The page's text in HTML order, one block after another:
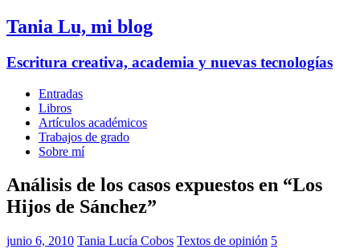
Tania Lu, mi blog
Escritura creativa, academia y nuevas tecnologías
Entradas
Libros
Artículos académicos
Trabajos de grado
Sobre mí
Análisis de los casos expuestos en “Los
Hijos de Sánchez”
junio 6, 2010 Tania Lucía Cobos Textos de opinión 5